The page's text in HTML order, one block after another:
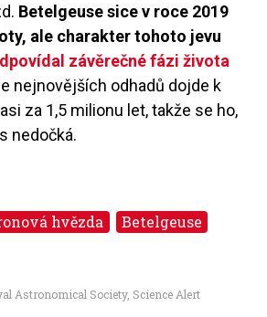
Betelgeuse sice v roce 2019
ale charakter tohoto jevu
závěrečné fázi života
nejnovějších odhadů dojde k
za 1,5 milionu let, takže se ho,
nedočká.
hvězda
Betelgeuse
Astronomical Society, Science Alert